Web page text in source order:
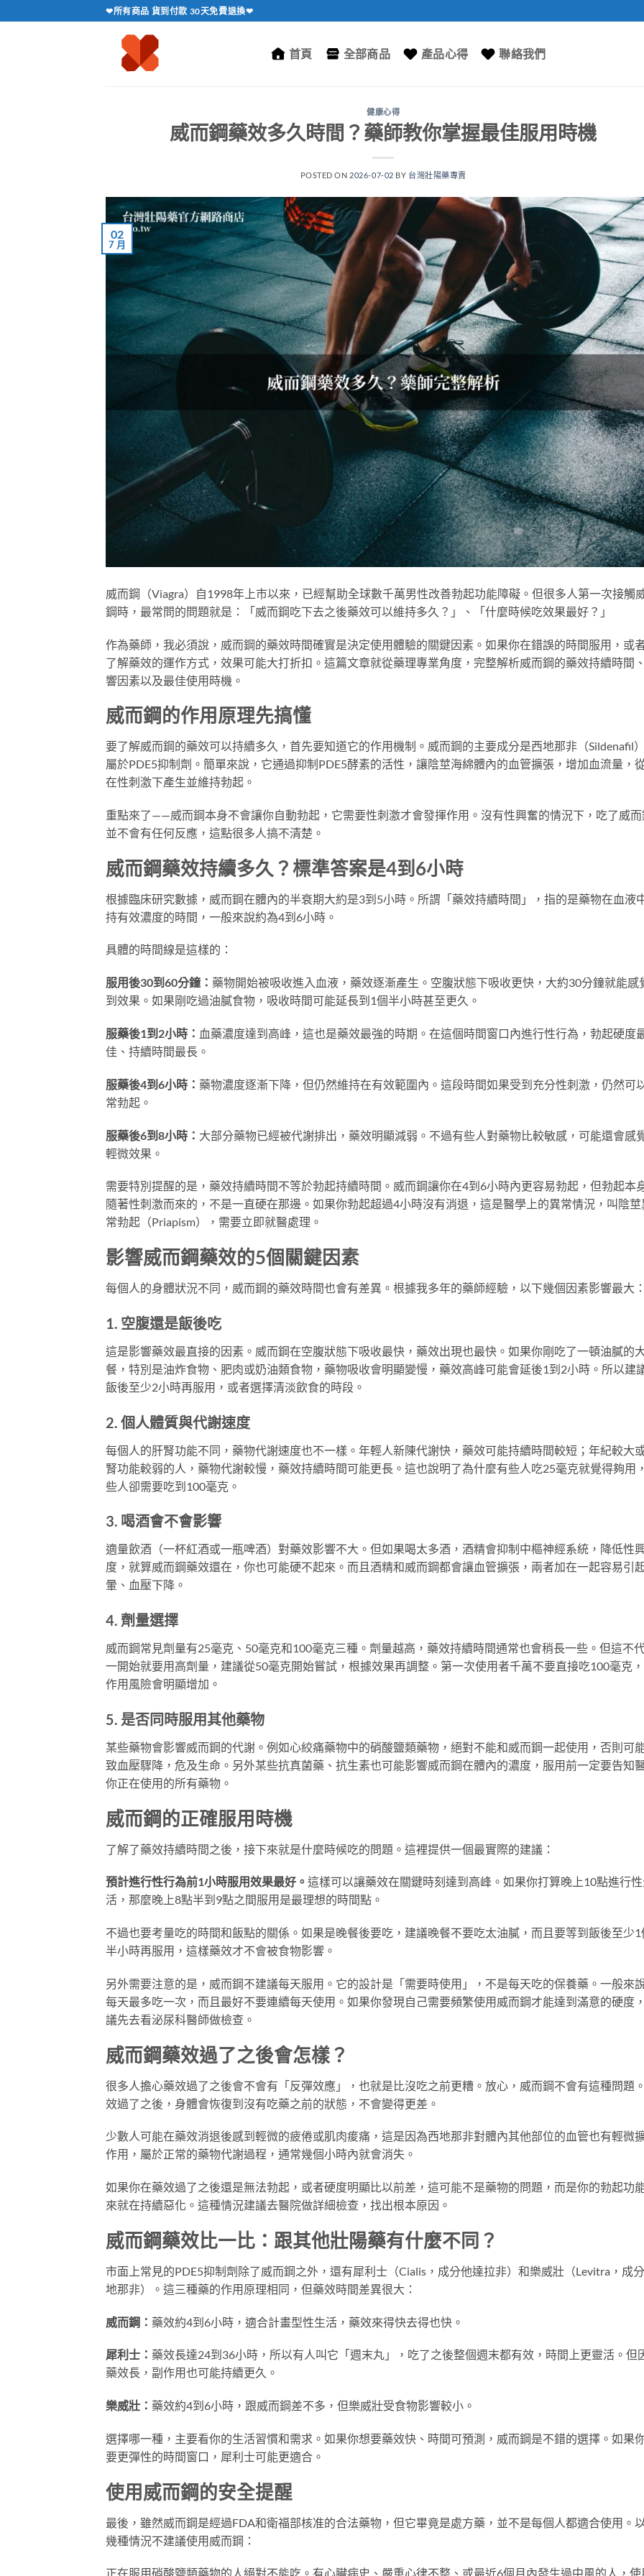
轉
❤所有商品 貨到付款 30天免費退換❤
首頁 全部商品 產品心得 聯絡我們
健康心得
威而鋼藥效多久時間？藥師教你掌握最佳服用時機
POSTED ON 2026-07-02 BY 台灣壯陽藥專賣
02
7 月
威而鋼（Viagra）自1998年上市以來，已經幫助全球數千萬男性改善勃起功能障礙。但很多人第一次接觸
鋼時，最常問的問題就是：「威而鋼吃下去之後藥效可以維持多久？」、「什麼時候吃效果最好？」
作為藥師，我必須說，威而鋼的藥效時間確實是決定使用體驗的關鍵因素。如果你在錯誤的時間服用，或
了解藥效的運作方式，效果可能大打折扣。這篇文章就從藥理專業角度，完整解析威而鋼的藥效持續時間
響因素以及最佳使用時機。
威而鋼的作用原理先搞懂
要了解威而鋼的藥效可以持續多久，首先要知道它的作用機制。威而鋼的主要成分是西地那非（Sildenafil）
屬於PDE5抑制劑。簡單來說，它通過抑制PDE5酵素的活性，讓陰莖海綿體內的血管擴張，增加血流量，
在性刺激下產生並維持勃起。
重點來了——威而鋼本身不會讓你自動勃起，它需要性刺激才會發揮作用。沒有性興奮的情況下，吃了威而
並不會有任何反應，這點很多人搞不清楚。
威而鋼藥效持續多久？標準答案是4到6小時
根據臨床研究數據，威而鋼在體內的半衰期大約是3到5小時。所謂「藥效持續時間」，指的是藥物在血液
持有效濃度的時間，一般來說約為4到6小時。
具體的時間線是這樣的：
服用後30到60分鐘： 藥物開始被吸收進入血液，藥效逐漸產生。空腹狀態下吸收更快，大約30分鐘就能感
到效果。如果剛吃過油膩食物，吸收時間可能延長到1個半小時甚至更久。
服藥後1到2小時： 血藥濃度達到高峰，這也是藥效最強的時期。在這個時間窗口內進行性行為，勃起硬度
佳、持續時間最長。
服藥後4到6小時： 藥物濃度逐漸下降，但仍然維持在有效範圍內。這段時間如果受到充分性刺激，仍然可
常勃起。
服藥後6到8小時： 大部分藥物已經被代謝排出，藥效明顯減弱。不過有些人對藥物比較敏感，可能還會感
輕微效果。
需要特別提醒的是，藥效持續時間不等於勃起持續時間。威而鋼讓你在4到6小時內更容易勃起，但勃起本
隨著性刺激而來的，不是一直硬在那邊。如果你勃起超過4小時沒有消退，這是醫學上的異常情況，叫陰莖
常勃起（Priapism），需要立即就醫處理。
影響威而鋼藥效的5個關鍵因素
每個人的身體狀況不同，威而鋼的藥效時間也會有差異。根據我多年的藥師經驗，以下幾個因素影響最大：
1. 空腹還是飯後吃
這是影響藥效最直接的因素。威而鋼在空腹狀態下吸收最快，藥效出現也最快。如果你剛吃了一頓油膩的
餐，特別是油炸食物、肥肉或奶油類食物，藥物吸收會明顯變慢，藥效高峰可能會延後1到2小時。所以建
飯後至少2小時再服用，或者選擇清淡飲食的時段。
2. 個人體質與代謝速度
每個人的肝腎功能不同，藥物代謝速度也不一樣。年輕人新陳代謝快，藥效可能持續時間較短；年紀較大
腎功能較弱的人，藥物代謝較慢，藥效持續時間可能更長。這也說明了為什麼有些人吃25毫克就覺得夠用
些人卻需要吃到100毫克。
3. 喝酒會不會影響
適量飲酒（一杯紅酒或一瓶啤酒）對藥效影響不大。但如果喝太多酒，酒精會抑制中樞神經系統，降低性
度，就算威而鋼藥效還在，你也可能硬不起來。而且酒精和威而鋼都會讓血管擴張，兩者加在一起容易引
暈、血壓下降。
4. 劑量選擇
威而鋼常見劑量有25毫克、50毫克和100毫克三種。劑量越高，藥效持續時間通常也會稍長一些。但這不
一開始就要用高劑量，建議從50毫克開始嘗試，根據效果再調整。第一次使用者千萬不要直接吃100毫克，
作用風險會明顯增加。
5. 是否同時服用其他藥物
某些藥物會影響威而鋼的代謝。例如心絞痛藥物中的硝酸鹽類藥物，絕對不能和威而鋼一起使用，否則可
致血壓驟降，危及生命。另外某些抗真菌藥、抗生素也可能影響威而鋼在體內的濃度，服用前一定要告知
你正在使用的所有藥物。
威而鋼的正確服用時機
了解了藥效持續時間之後，接下來就是什麼時候吃的問題。這裡提供一個最實際的建議：
預計進行性行為前1小時服用效果最好。 這樣可以讓藥效在關鍵時刻達到高峰。如果你打算晚上10點進行
活，那麼晚上8點半到9點之間服用是最理想的時間點。
不過也要考量吃的時間和飯點的關係。如果是晚餐後要吃，建議晚餐不要吃太油膩，而且要等到飯後至少1
半小時再服用，這樣藥效才不會被食物影響。
另外需要注意的是，威而鋼不建議每天服用。它的設計是「需要時使用」，不是每天吃的保養藥。一般來
每天最多吃一次，而且最好不要連續每天使用。如果你發現自己需要頻繁使用威而鋼才能達到滿意的硬度
議先去看泌尿科醫師做檢查。
威而鋼藥效過了之後會怎樣？
很多人擔心藥效過了之後會不會有「反彈效應」，也就是比沒吃之前更糟。放心，威而鋼不會有這種問題
效過了之後，身體會恢復到沒有吃藥之前的狀態，不會變得更差。
少數人可能在藥效消退後感到輕微的疲倦或肌肉痠痛，這是因為西地那非對體內其他部位的血管也有輕微
作用，屬於正常的藥物代謝過程，通常幾個小時內就會消失。
如果你在藥效過了之後還是無法勃起，或者硬度明顯比以前差，這可能不是藥物的問題，而是你的勃起功
來就在持續惡化。這種情況建議去醫院做詳細檢查，找出根本原因。
威而鋼藥效比一比：跟其他壯陽藥有什麼不同？
市面上常見的PDE5抑制劑除了威而鋼之外，還有犀利士（Cialis，成分他達拉非）和樂威壯（Levitra，成
地那非）。這三種藥的作用原理相同，但藥效時間差異很大：
威而鋼： 藥效約4到6小時，適合計畫型性生活，藥效來得快去得也快。
犀利士： 藥效長達24到36小時，所以有人叫它「週末丸」，吃了之後整個週末都有效，時間上更靈活。但
藥效長，副作用也可能持續更久。
樂威壯： 藥效約4到6小時，跟威而鋼差不多，但樂威壯受食物影響較小。
選擇哪一種，主要看你的生活習慣和需求。如果你想要藥效快、時間可預測，威而鋼是不錯的選擇。如果
要更彈性的時間窗口，犀利士可能更適合。
使用威而鋼的安全提醒
最後，雖然威而鋼是經過FDA和衛福部核准的合法藥物，但它畢竟是處方藥，並不是每個人都適合使用。
幾種情況不建議使用威而鋼：
正在服用硝酸鹽類藥物的人絕對不能吃。有心臟病史、嚴重心律不整、或最近6個月內發生過中風的人，使